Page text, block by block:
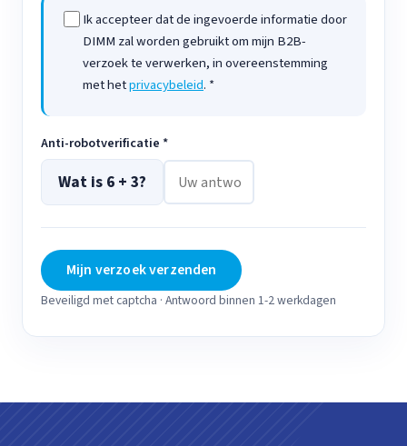
Ik accepteer dat de ingevoerde informatie door
DIMM zal worden gebruikt om mijn B2B-
verzoek te verwerken, in overeenstemming
met hetprivacybeleid. *
Anti-robotverificatie *
Wat is 6 + 3?
Mijn verzoek verzenden
Beveiligd met captcha · Antwoord binnen 1-2 werkdagen